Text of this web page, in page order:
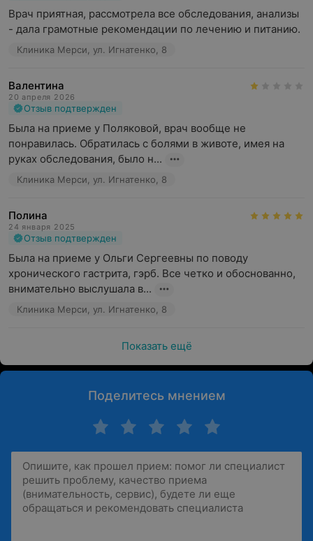
Врач приятная, рассмотрела все обследования, анализы
- дала грамотные рекомендации по лечению и питанию.
Клиника Мерси, ул. Игнатенко, 8
Валентина
20 апреля 2026
Отзыв подтвержден
Была на приеме у Поляковой, врач вообще не
понравилась. Обратилась с болями в животе, имея на
руках обследования, было н...
Клиника Мерси, ул. Игнатенко, 8
Полина
24 января 2025
Отзыв подтвержден
Была на приеме у Ольги Сергеевны по поводу
хронического гастрита, гэрб. Все четко и обоснованно,
внимательно выслушала в...
Клиника Мерси, ул. Игнатенко, 8
Показать ещё
Поделитесь мнением